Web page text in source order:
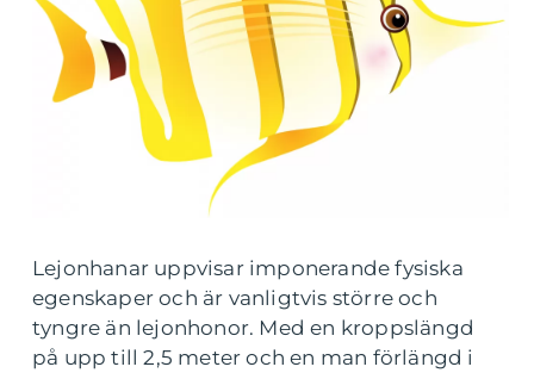
Lejonhanar uppvisar imponerande fysiska
egenskaper och är vanligtvis större och
tyngre än lejonhonor. Med en kroppslängd
på upp till 2,5 meter och en man förlängd i